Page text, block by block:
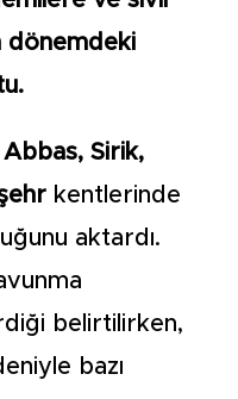
dönemdeki
Sirik,
kentlerinde
aktardı.
belirtilirken,
bazı